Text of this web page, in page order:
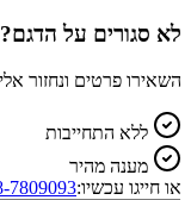
לא סגורים על הדגם?
השאירו פרטים ונחזור
ללא התחייבות
מענה מהיר
או חייגו עכשיו:7809093